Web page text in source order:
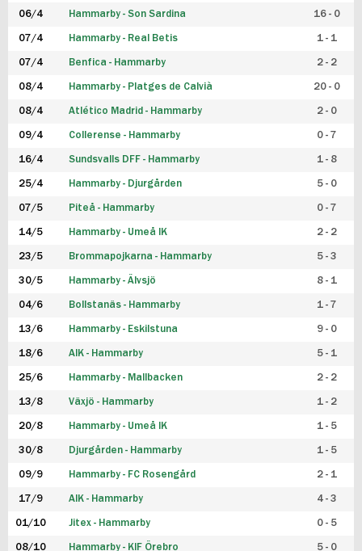
06/4 Hammarby - Son Sardina 16 - 0
07/4 Hammarby - Real Betis 1 - 1
07/4 Benfica - Hammarby 2 - 2
08/4 Hammarby - Platges de Calvià 20 - 0
08/4 Atlético Madrid - Hammarby 2 - 0
09/4 Collerense - Hammarby 0 - 7
16/4 Sundsvalls DFF - Hammarby 1 - 8
25/4 Hammarby - Djurgården 5 - 0
07/5 Piteå - Hammarby 0 - 7
14/5 Hammarby - Umeå IK 2 - 2
23/5 Brommapojkarna - Hammarby 5 - 3
30/5 Hammarby - Älvsjö 8 - 1
04/6 Bollstanäs - Hammarby 1 - 7
13/6 Hammarby - Eskilstuna 9 - 0
18/6 AIK - Hammarby 5 - 1
25/6 Hammarby - Mallbacken 2 - 2
13/8 Växjö - Hammarby 1 - 2
20/8 Hammarby - Umeå IK 1 - 5
30/8 Djurgården - Hammarby 1 - 5
09/9 Hammarby - FC Rosengård 2 - 1
17/9 AIK - Hammarby 4 - 3
01/10 Jitex - Hammarby 0 - 5
08/10 Hammarby - KIF Örebro 5 - 0